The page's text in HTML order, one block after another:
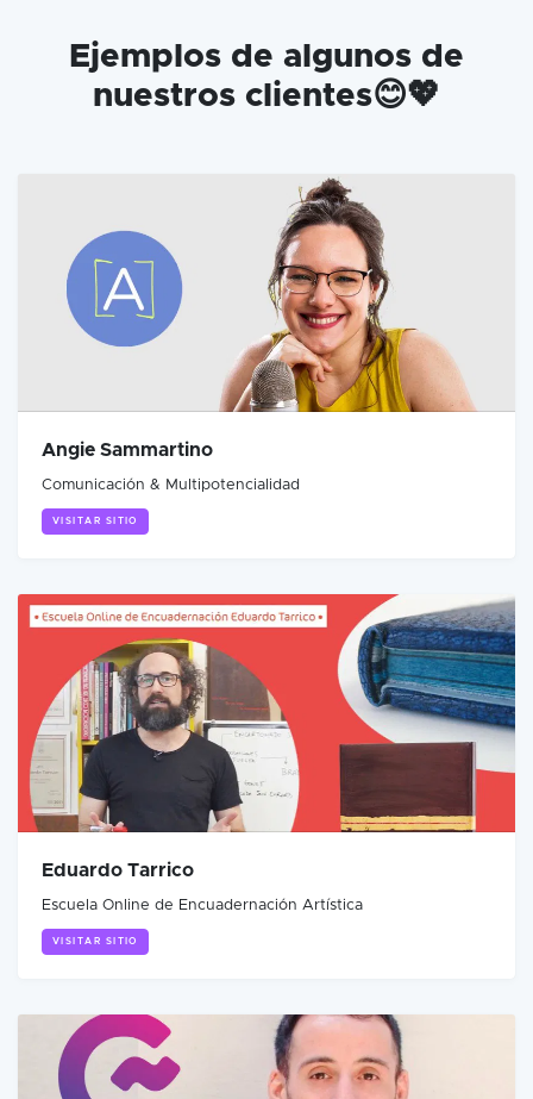
Ejemplos de algunos de
nuestros clientes😊💖
Angie Sammartino
Comunicación & Multipotencialidad
VISITAR SITIO
Eduardo Tarrico
Escuela Online de Encuadernación Artística
VISITAR SITIO